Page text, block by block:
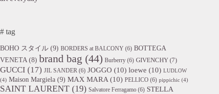
# tag
BOHO スタイル (9) BORDERS at BALCONY (6) BOTTEGA
VENETA (8) brand bag (44) Burberry (6) GIVENCHY (7)
GUCCI (17) JIL SANDER (6) JOGGO (10) loewe (10) LUDLOW
(4) Maison Margiela (9) MAX MARA (10) PELLICO (6) pippichic (4)
SAINT LAURENT (19) Salvatore Ferragamo (6) STELLA